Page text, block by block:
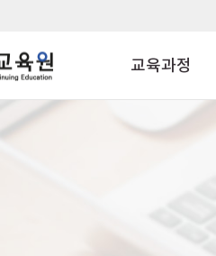
교육과정